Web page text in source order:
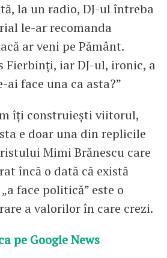
la un radio, DJ-ul întreba
le-ar recomanda
ar veni pe Pământ.
Fierbinți, iar DJ-ul, ironic, a
ai face una ca asta?”
îți construiești viitorul,
e doar una din replicile
Mimi Brănescu care
încă o dată că există
face politică” este o
a valorilor în care crezi.
pe Google News